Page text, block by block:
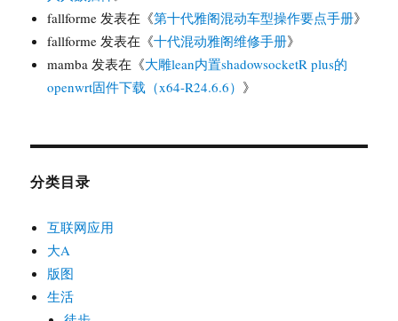
fallforme 发表在《第十代雅阁混动车型操作要点手册》
fallforme 发表在《十代混动雅阁维修手册》
mamba 发表在《大雕lean内置shadowsocketR plus的
openwrt固件下载（x64-R24.6.6） 》
分类目录
互联网应用
大A
版图
生活